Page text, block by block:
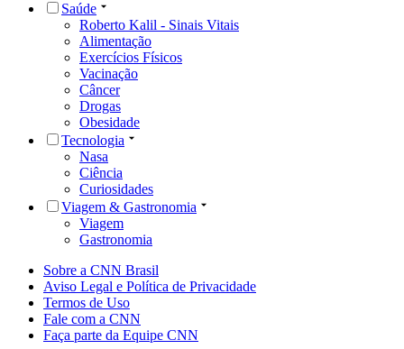
Saúde
Roberto Kalil - Sinais Vitais
Alimentação
Exercícios Físicos
Vacinação
Câncer
Drogas
Obesidade
Tecnologia
Nasa
Ciência
Curiosidades
Viagem & Gastronomia
Viagem
Gastronomia
Sobre a CNN Brasil
Aviso Legal e Política de Privacidade
Termos de Uso
Fale com a CNN
Faça parte da Equipe CNN